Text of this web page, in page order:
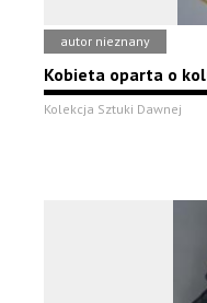
autor nieznany
Kobieta oparta o
Kolekcja Sztuki Dawnej